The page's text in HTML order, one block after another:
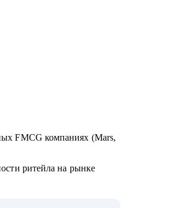
FMCG компаниях (Mars,
ритейла на рынке